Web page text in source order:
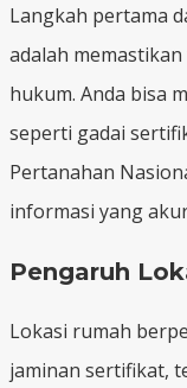
Langkah pertama
adalah
hukum. Anda bisa
seperti gadai
Pertanahan
informasi yang
Pengaruh
Lokasi rumah
jaminan sertifikat,